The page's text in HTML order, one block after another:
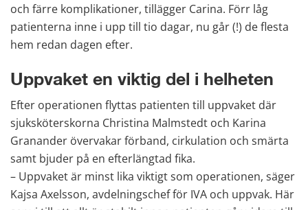
och färre komplikationer, tillägger Carina. Förr låg
patienterna inne i upp till tio dagar, nu går (!) de flesta
hem redan dagen efter.
Uppvaket en viktig del i helheten
Efter operationen flyttas patienten till uppvaket där
sjuksköterskorna Christina Malmstedt och Karina
Granander övervakar förband, cirkulation och smärta
samt bjuder på en efterlängtad fika.
– Uppvaket är minst lika viktigt som operationen, säger
Kajsa Axelsson, avdelningschef för IVA och uppvak. Här